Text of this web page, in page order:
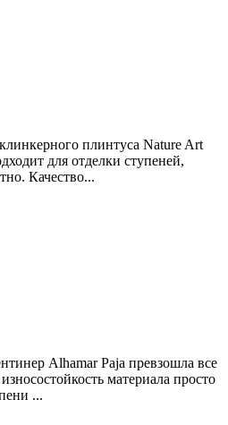
плинтуса Nature Art
для отделки ступеней,
Качество...
Alhamar Paja превзошла все
материала просто
...